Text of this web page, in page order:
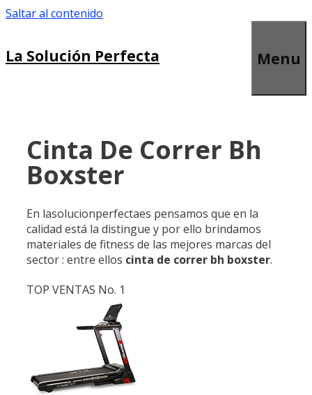
Saltar al contenido
La Solución Perfecta Menu
Cinta De Correr Bh
Boxster
En lasolucionperfectaes pensamos que en la
calidad está la distingue y por ello brindamos
materiales de fitness de las mejores marcas del
sector : entre ellos cinta de correr bh boxster.
TOP VENTAS No. 1